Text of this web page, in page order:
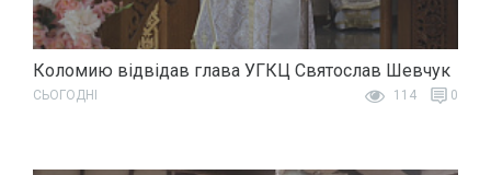
Коломию відвідав глава УГКЦ Святослав Шевчук
СЬОГОДНІ 114 0